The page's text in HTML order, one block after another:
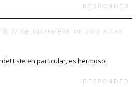
RESPONDER
17 DE DICIEMBRE DE 2012 A LAS
Este en particular, es hermoso!
RESPONDER